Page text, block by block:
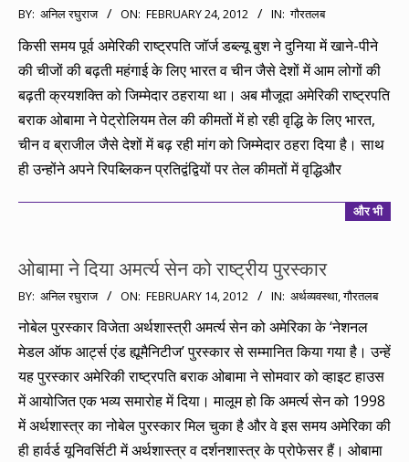
2012-
02-
24
BY: अनिल रघुराज ON: FEBRUARY 24, 2012 IN: गौरतलब
किसी समय पूर्व अमेरिकी राष्ट्रपति जॉर्ज डब्ल्यू बुश ने दुनिया में खाने-पीने
की चीजों की बढ़ती महंगाई के लिए भारत व चीन जैसे देशों में आम लोगों की
बढ़ती क्रयशक्ति को जिम्मेदार ठहराया था। अब मौजूदा अमेरिकी राष्ट्रपति
बराक ओबामा ने पेट्रोलियम तेल की कीमतों में हो रही वृद्धि के लिए भारत,
चीन व ब्राजील जैसे देशों में बढ़ रही मांग को जिम्मेदार ठहरा दिया है। साथ
ही उन्होंने अपने रिपब्लिकन प्रतिद्वंद्वियों पर तेल कीमतों में वृद्धिऔर
और भी
ओबामा ने दिया अमर्त्य सेन को राष्ट्रीय पुरस्कार
2012-
02-
14
BY: अनिल रघुराज ON: FEBRUARY 14, 2012 IN: अर्थव्यवस्था,गौरतलब
नोबेल पुरस्कार विजेता अर्थशास्त्री अमर्त्य सेन को अमेरिका के ‘नेशनल
मेडल ऑफ आर्ट्स एंड ह्यूमैनिटीज’ पुरस्कार से सम्मानित किया गया है। उन्हें
यह पुरस्कार अमेरिकी राष्ट्रपति बराक ओबामा ने सोमवार को व्हाइट हाउस
में आयोजित एक भव्य समारोह में दिया। मालूम हो कि अमर्त्य सेन को 1998
में अर्थशास्त्र का नोबेल पुरस्कार मिल चुका है और वे इस समय अमेरिका की
ही हार्वर्ड यूनिवर्सिटी में अर्थशास्त्र व दर्शनशास्त्र के प्रोफेसर हैं। ओबामा